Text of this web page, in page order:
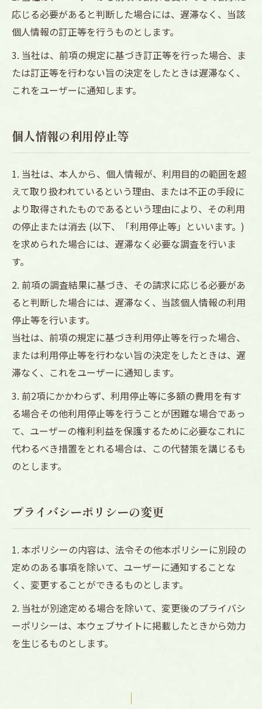
応じる必要があると判断した場合には、遅滞なく、当該
個人情報の訂正等を行うものとします。
3. 当社は、前項の規定に基づき訂正等を行った場合、ま
たは訂正等を行わない旨の決定をしたときは遅滞なく、
これをユーザーに通知します。
個人情報の利用停止等
1. 当社は、本人から、個人情報が、利用目的の範囲を超
えて取り扱われているという理由、または不正の手段に
より取得されたものであるという理由により、その利用
の停止または消去 (以下、「利用停止等」といいます。)
を求められた場合には、遅滞なく必要な調査を行いま
す。
2. 前項の調査結果に基づき、その請求に応じる必要があ
ると判断した場合には、遅滞なく、当該個人情報の利用
停止等を行います。
当社は、前項の規定に基づき利用停止等を行った場合、
または利用停止等を行わない旨の決定をしたときは、遅
滞なく、これをユーザーに通知します。
3. 前2項にかかわらず、利用停止等に多額の費用を有す
る場合その他利用停止等を行うことが困難な場合であっ
て、ユーザーの権利利益を保護するために必要なこれに
代わるべき措置をとれる場合は、この代替策を講じるも
のとします。
プライバシーポリシーの変更
1. 本ポリシーの内容は、法令その他本ポリシーに別段の
定めのある事項を除いて、ユーザーに通知することな
く、変更することができるものとします。
2. 当社が別途定める場合を除いて、変更後のプライバシ
ーポリシーは、本ウェブサイトに掲載したときから効力
を生じるものとします。